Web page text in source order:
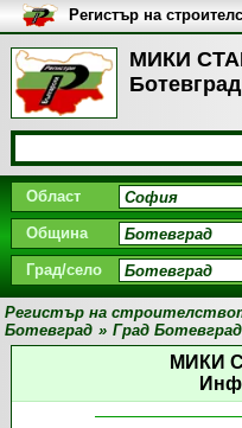
МИКИ
Ботевград
Регистър на
България
Област
Община
Град/село
Регистър на
Ботевград » Град Ботевград
МИКИ